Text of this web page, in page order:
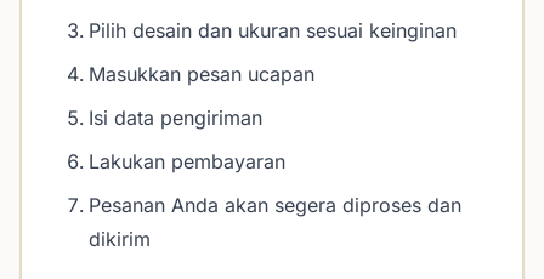
Pilih desain dan ukuran sesuai keinginan
Masukkan pesan ucapan
Isi data pengiriman
Lakukan pembayaran
Pesanan Anda akan segera diproses dan
dikirim